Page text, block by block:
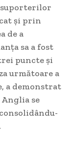
suporterilor
și prin
de a
sa a fost
puncte și
următoare a
a demonstrat
se